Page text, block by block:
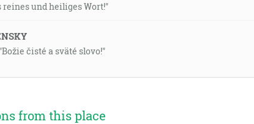
reines und heiliges Wort!"
čisté a sväté slovo!"
from this place